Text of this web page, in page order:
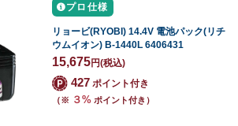
プロ仕様
リョービ(RYOBI) 14.4V 電池パック(リチ
ウムイオン) B-1440L 6406431
15,675円(税込)
427 ポイント付き
（※ ３% ポイント付き）